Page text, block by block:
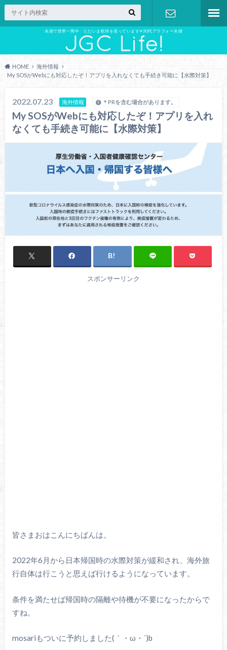
夫婦で世界一周中 ただいま欧州を巡っています✈︎30代アラフォー夫婦
お問い合わ
HOME
海外情報
My SOSがWebにも対応したぞ！アプリを入れなくても手続き可能に【水際対策】
2022.07.23 海外情報 ＊PRを含む場合があります。
My SOSがWebにも対応したぞ！アプリを入れ
なくても手続き可能に【水際対策】
スポンサーリンク
皆さまおはこんにちばんは。
2022年6月から日本帰国時の水際対策が緩和され、海外旅
行自体は行こうと思えば行けるようになっています。
条件を満たせば帰国時の隔離や待機が不要になったからで
すね。
mosariもついに予約しました(｀・ω・´)b